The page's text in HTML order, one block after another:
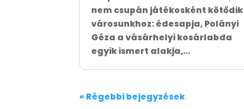
nem csupán játékosként kötődik
városunkhoz: édesapja, Polányi
Géza a vásárhelyi kosárlabda
egyik ismert alakja,...
« Régebbi bejegyzések